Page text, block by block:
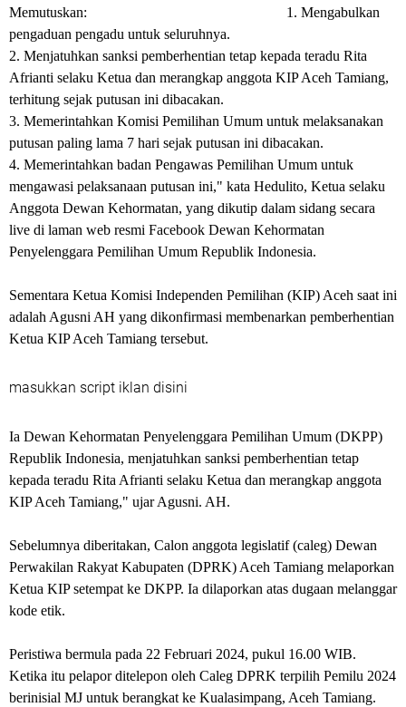
Memutuskan: 1. Mengabulkan
pengaduan pengadu untuk seluruhnya.
2. Menjatuhkan sanksi pemberhentian tetap kepada teradu Rita
Afrianti selaku Ketua dan merangkap anggota KIP Aceh Tamiang,
terhitung sejak putusan ini dibacakan.
3. Memerintahkan Komisi Pemilihan Umum untuk melaksanakan
putusan paling lama 7 hari sejak putusan ini dibacakan.
4. Memerintahkan badan Pengawas Pemilihan Umum untuk
mengawasi pelaksanaan putusan ini," kata Hedulito, Ketua selaku
Anggota Dewan Kehormatan, yang dikutip dalam sidang secara
live di laman web resmi Facebook Dewan Kehormatan
Penyelenggara Pemilihan Umum Republik Indonesia.
Sementara Ketua Komisi Independen Pemilihan (KIP) Aceh saat ini
adalah Agusni AH yang dikonfirmasi membenarkan pemberhentian
Ketua KIP Aceh Tamiang tersebut.
masukkan script iklan disini
Ia Dewan Kehormatan Penyelenggara Pemilihan Umum (DKPP)
Republik Indonesia, menjatuhkan sanksi pemberhentian tetap
kepada teradu Rita Afrianti selaku Ketua dan merangkap anggota
KIP Aceh Tamiang," ujar Agusni. AH.
Sebelumnya diberitakan, Calon anggota legislatif (caleg) Dewan
Perwakilan Rakyat Kabupaten (DPRK) Aceh Tamiang melaporkan
Ketua KIP setempat ke DKPP. Ia dilaporkan atas dugaan melanggar
kode etik.
Peristiwa bermula pada 22 Februari 2024, pukul 16.00 WIB.
Ketika itu pelapor ditelepon oleh Caleg DPRK terpilih Pemilu 2024
berinisial MJ untuk berangkat ke Kualasimpang, Aceh Tamiang.